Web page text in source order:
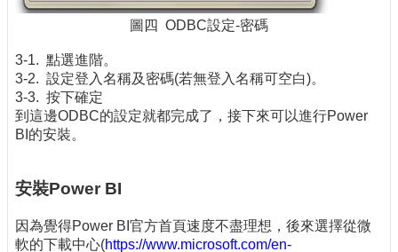
圖四 ODBC設定-密碼
3-1. 點選進階。
3-2. 設定登入名稱及密碼(若無登入名稱可空白)。
3-3. 按下確定
到這邊ODBC的設定就都完成了，接下來可以進行Power
BI的安裝。
安裝Power BI
因為覺得Power BI官方首頁速度不盡理想，後來選擇從微
軟的下載中心(https://www.microsoft.com/en-